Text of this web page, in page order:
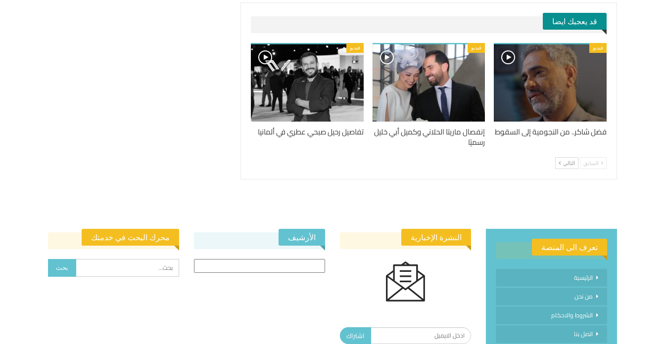
قد يعجبك ايضا
فيديو
فضل شاكر.. من النجومية إلى السقوط
فيديو
إنفصال ماريتا الحلاني وكميل أبي خليل
رسميًا
فيديو
تفاصيل رحيل صبحي عطري في ألمانيا
السابق التالي
تعرف الى المنصة
الرئيسية
من نحن
الشروط والاحكام
اتصل بنا
النشرة الإخبارية
اشتراك
الأرشيف محرك البحث في خدمتك